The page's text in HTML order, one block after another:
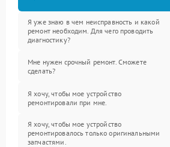
Я уже знаю в чем неисправность и какой
ремонт необходим. Для чего проводить
диагностику?
Мне нужен срочный ремонт. Сможете
сделать?
Я хочу, чтобы мое устройство
ремонтировали при мне.
Я хочу, чтобы мое устройство
ремонтировалось только оригинальными
запчастями.